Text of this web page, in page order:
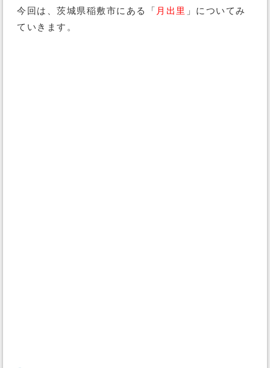
今回は、茨城県稲敷市にある「 月出里 」についてみ
ていきます。